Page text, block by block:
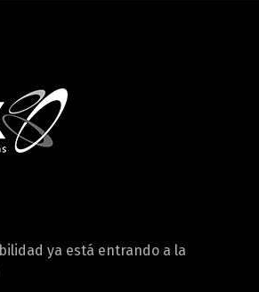
ya está entrando a la